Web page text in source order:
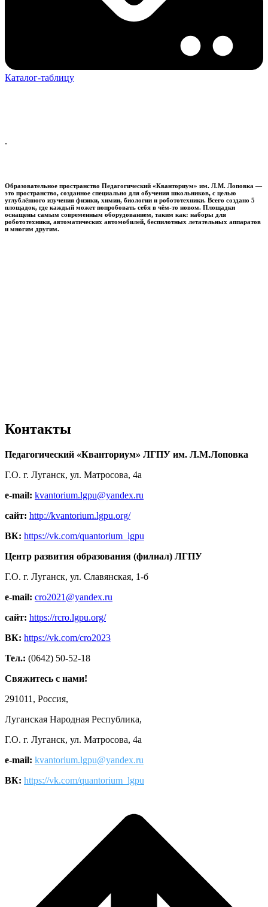
Каталог-таблицу
.
Образовательное пространство Педагогический «Кванториум» им. Л.М. Лоповка —
это пространство, созданное специально для обучения школьников, с целью
углублённого изучения физики, химии, биологии и робототехники. Всего создано 5
площадок, где каждый может попробовать себя в чём-то новом. Площадки
оснащены самым современным оборудованием, таким как: наборы для
робототехники, автоматических автомобилей, беспилотных летательных аппаратов
и многим другим.
Контакты
Педагогический «Кванториум» ЛГПУ им. Л.М.Лоповка
Г.О. г. Луганск, ул. Матросова, 4а
e-mail: kvantorium.lgpu@yandex.ru
сайт: http://kvantorium.lgpu.org/
ВК: https://vk.com/quantorium_lgpu
Центр развития образования (филиал) ЛГПУ
Г.О. г. Луганск, ул. Славянская, 1-б
e-mail: cro2021@yandex.ru
сайт: https://rcro.lgpu.org/
ВК: https://vk.com/cro2023
Тел.: (0642) 50-52-18
Свяжитесь с нами!
291011, Россия,
Луганская Народная Республика,
Г.О. г. Луганск, ул. Матросова, 4а
e-mail: kvantorium.lgpu@yandex.ru
ВК: https://vk.com/quantorium_lgpu